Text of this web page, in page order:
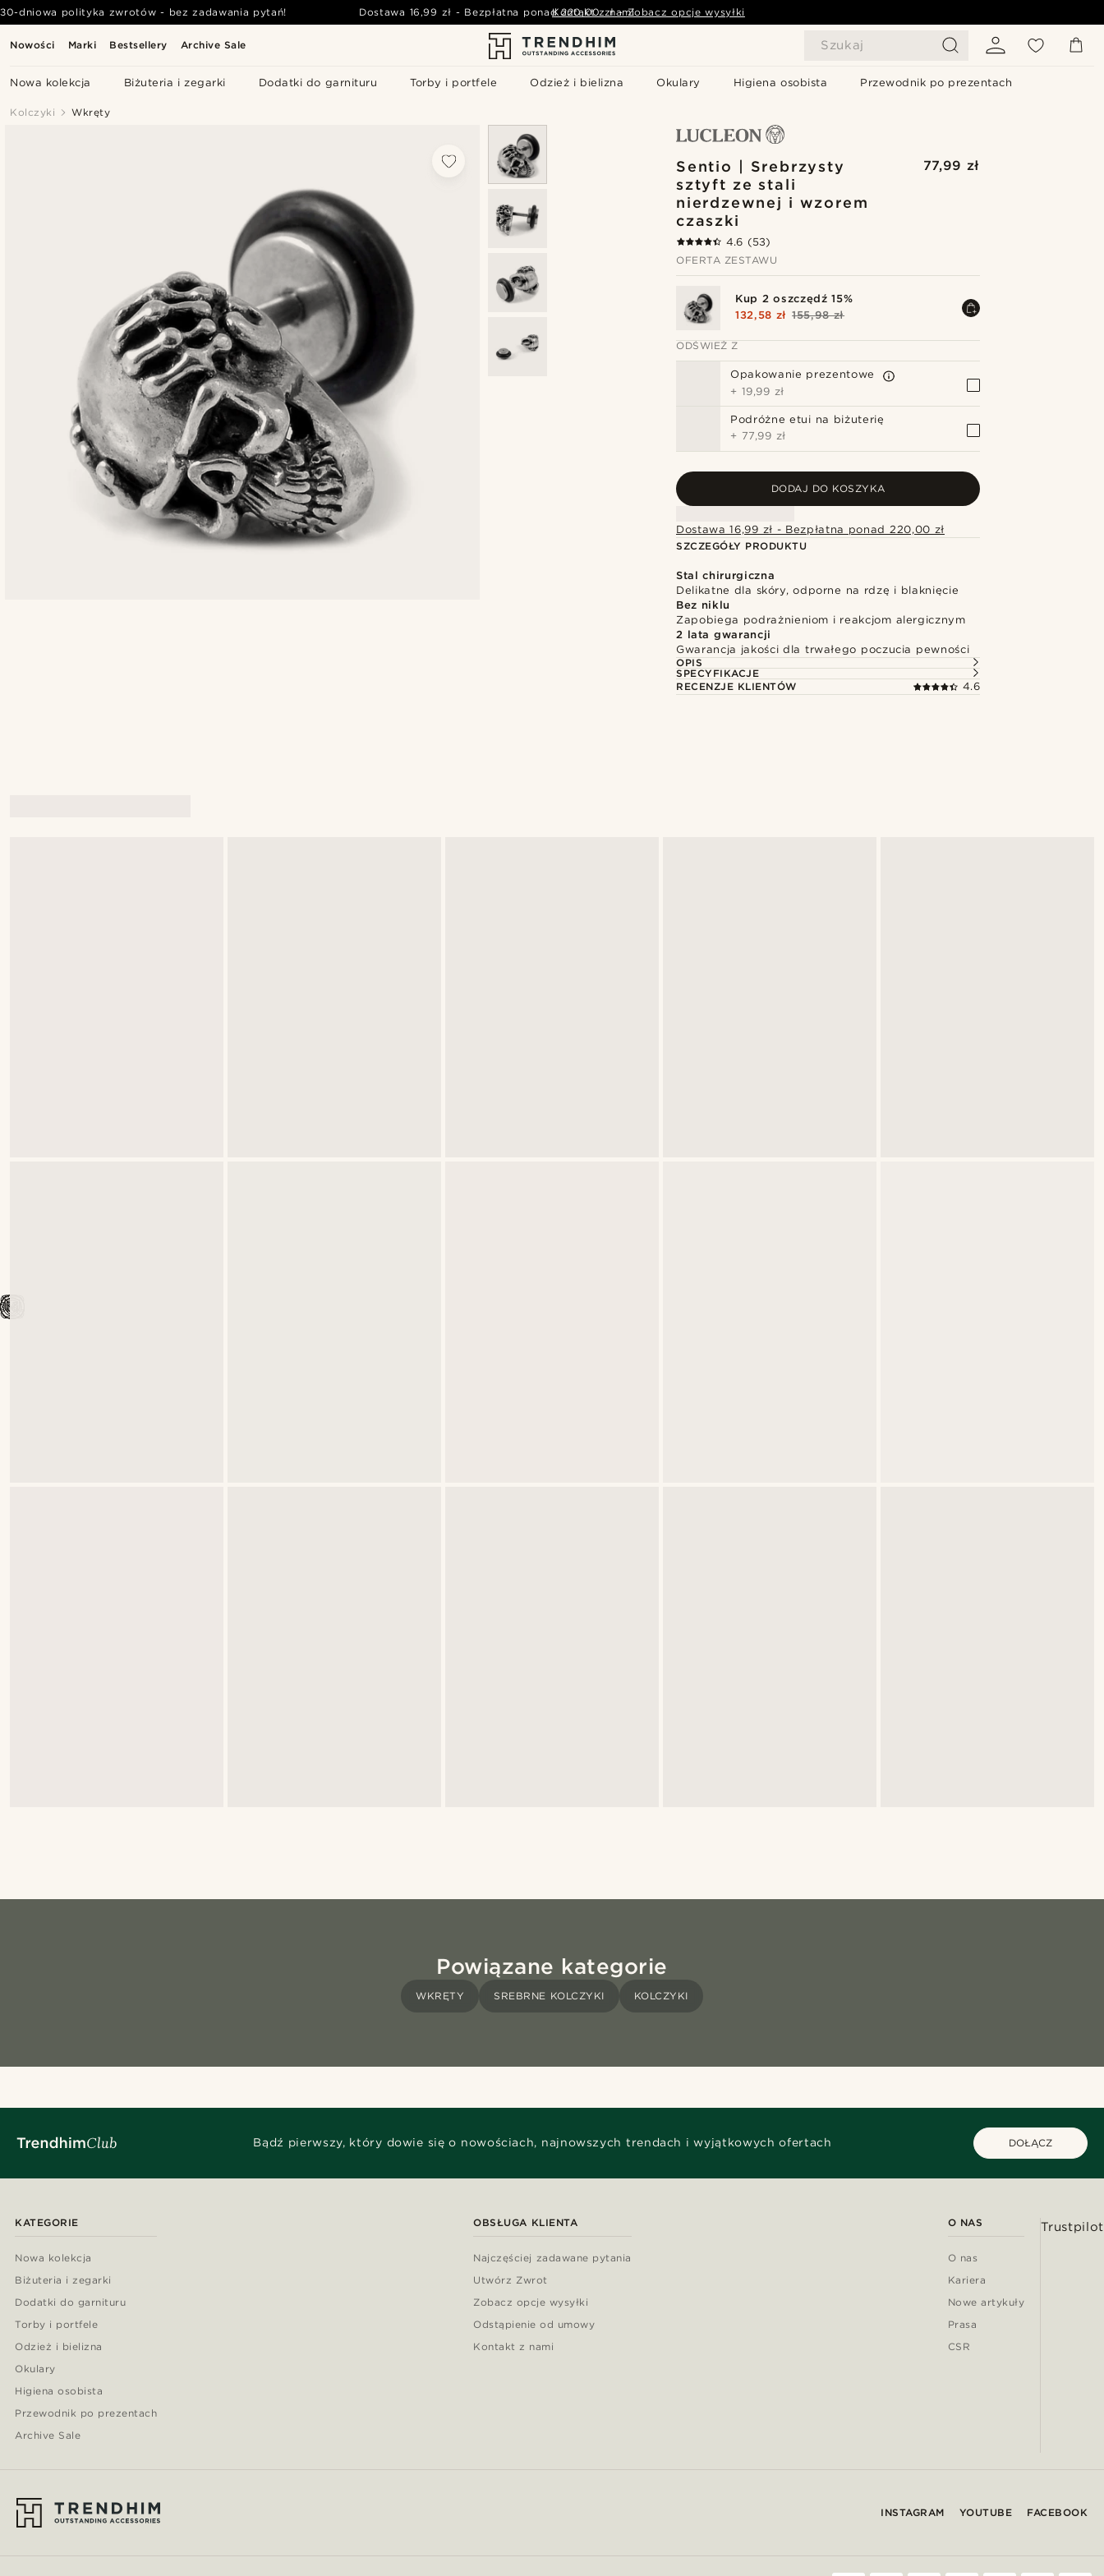
Nowości Marki Bestsellery Archive Sale Szukaj
Nowa kolekcja Biżuteria i zegarki Dodatki do garnituru Torby i portfele Odzież i bielizna Okulary Higiena osobista Przewodnik po prezentach
30-dniowa polityka zwrotów - bez zadawania pytań! Dostawa 16,99 zł - Bezpłatna ponad 220,00 zł - Zobacz opcje wysyłki
Kontakt z nami
Kolczyki Wkręty
Sentio | Srebrzysty
sztyft ze stali
nierdzewnej i wzorem
czaszki
77,99 zł
4.6 (53)
OFERTA ZESTAWU
Kup 2 oszczędź 15%
132,58 zł 155,98 zł
ODŚWIEŻ Z
Opakowanie prezentowe
+ 19,99 zł
Podróżne etui na biżuterię
+ 77,99 zł
DODAJ DO KOSZYKA
Dostawa 16,99 zł - Bezpłatna ponad 220,00 zł
SZCZEGÓŁY PRODUKTU
Stal chirurgiczna
Delikatne dla skóry, odporne na rdzę i blaknięcie
Bez niklu
Zapobiega podrażnieniom i reakcjom alergicznym
2 lata gwarancji
Gwarancja jakości dla trwałego poczucia pewności
OPIS
SPECYFIKACJE
RECENZJE KLIENTÓW
4.6
Powiązane kategorie
WKRĘTY SREBRNE KOLCZYKI KOLCZYKI
Bądź pierwszy, który dowie się o nowościach, najnowszych trendach i wyjątkowych ofertach DOŁĄCZ
KATEGORIE
Nowa kolekcja
Biżuteria i zegarki
Dodatki do garnituru
Torby i portfele
Odzież i bielizna
Okulary
Higiena osobista
Przewodnik po prezentach
Archive Sale
OBSŁUGA KLIENTA
Najczęściej zadawane pytania
Utwórz Zwrot
Zobacz opcje wysyłki
Odstąpienie od umowy
Kontakt z nami
O NAS
O nas
Kariera
Nowe artykuły
Prasa
CSR
Trustpilot
INSTAGRAM YOUTUBE FACEBOOK